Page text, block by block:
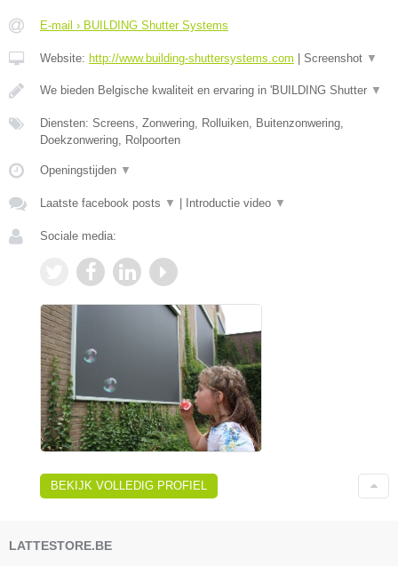
E-mail › BUILDING Shutter Systems
Website: http://www.building-shuttersystems.com Screenshot ▼
We bieden Belgische kwaliteit en ervaring in 'BUILDING Shutter ▼
Diensten: Screens, Zonwering, Rolluiken, Buitenzonwering,
Doekzonwering, Rolpoorten
Openingstijden ▼
Laatste facebook posts ▼ Introductie video ▼
Sociale media:
BEKIJK VOLLEDIG PROFIEL
LATTESTORE.BE